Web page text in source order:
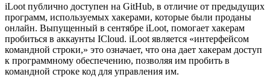
iLoot публично доступен на GitHub, в отличие от предыдущих
программ, используемых хакерами, которые были проданы
онлайн. Выпущенный в сентябре iLoot, помогает хакерам
пробиться в аккаунты ICloud. iLoot является «интерфейсом
командной строки,» это означает, что она дает хакерам доступ
к программному обеспечению, позволяя им пробить в
командной строке код для управления им.